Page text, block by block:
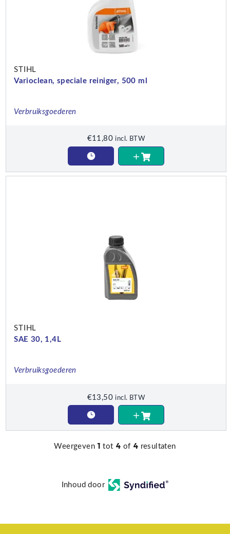
STIHL
Varioclean, speciale reiniger, 500 ml
Verbruiksgoederen
€11,80 incl. BTW
STIHL
SAE 30, 1,4L
Verbruiksgoederen
€13,50 incl. BTW
Weergeven 1 tot 4 of 4 resultaten
Inhoud door